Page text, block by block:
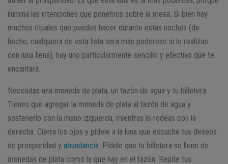
ilumina las intenciones que ponemos sobre la mesa. Si bien hay
muchos rituales que puedes hacer durante estas noches (de
hecho, cualquiera de esta lista será más poderoso si lo realizas
con luna llena), hay uno particularmente sencillo y efectivo que te
encantará.
Necesitas una moneda de plata, un tazón de agua y tu billetera.
Tienes que agregar la moneda de plata al tazón de agua y
sostenerlo con la mano izquierda, mientras lo rodeas con la
derecha. Cierra los ojos y pídele a la luna que escuche tus deseos
de prosperidad y abundancia . Pídele que tu billetera se llene de
monedas de plata como la que hay en el tazón. Repite tus